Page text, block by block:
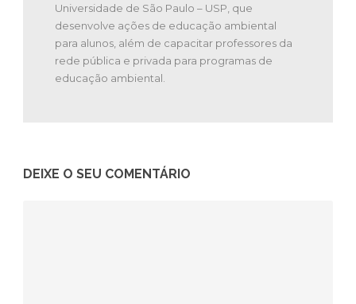
Universidade de São Paulo – USP, que
desenvolve ações de educação ambiental
para alunos, além de capacitar professores da
rede pública e privada para programas de
educação ambiental.
DEIXE O SEU COMENTÁRIO